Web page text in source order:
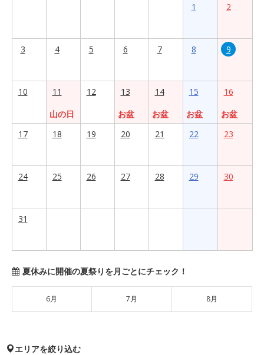
1 2
3 4 5 6 7 8 9
10
11
山の日
12
13
お盆
14
お盆
15
お盆
16
お盆
17
18 19 20 21 22 23
24 25 26 27 28 29 30
31
夏休みに開催の夏祭りを月ごとにチェック！
6月 7月 8月
エリアを絞り込む